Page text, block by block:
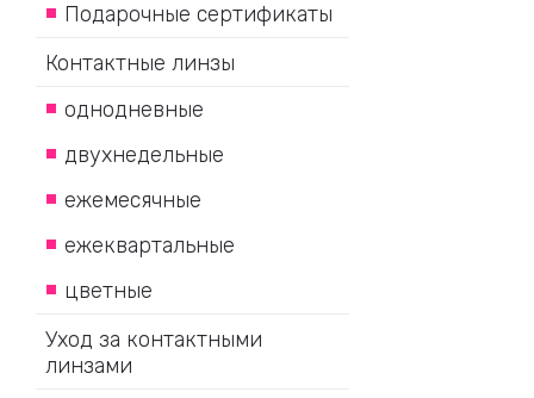
Подарочные сертификаты
Контактные линзы
однодневные
двухнедельные
ежемесячные
ежеквартальные
цветные
Уход за контактными
линзами